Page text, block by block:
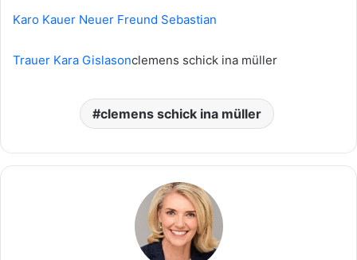
Karo Kauer Neuer Freund Sebastian
Trauer Kara Gislasonclemens schick ina müller
clemens schick ina müller